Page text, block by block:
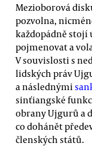
Mezioborová
pozvolna,
každopádně
pojmenovat a
V souvislosti s
lidských práv
a následnými
sinťiangské
obrany Ujgurů a
co dohánět
členských států.